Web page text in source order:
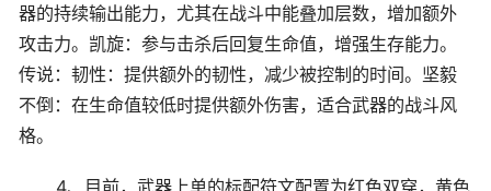
器的持续输出能力，尤其在战斗中能叠加层数，增加额外
攻击力。凯旋：参与击杀后回复生命值，增强生存能力。
传说：韧性：提供额外的韧性，减少被控制的时间。坚毅
不倒：在生命值较低时提供额外伤害，适合武器的战斗风
格。
4、目前，武器上单的标配符文配置为红色双穿，黄色